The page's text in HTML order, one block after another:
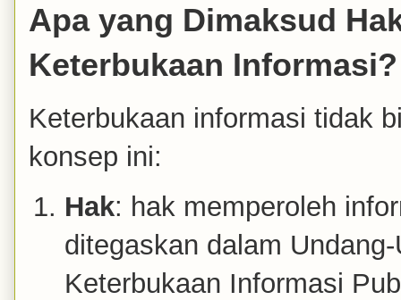
Apa yang Dimaksud
Keterbukaan Informasi?
Keterbukaan informasi tidak
konsep ini:
Hak: hak memperoleh
ditegaskan dalam
Keterbukaan Informasi